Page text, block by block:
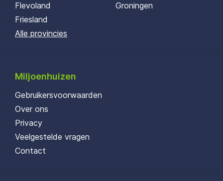
Flevoland
Friesland
Groningen
Alle provincies
Miljoenhuizen
Gebruikersvoorwaarden
Over ons
Privacy
Veelgestelde vragen
Contact